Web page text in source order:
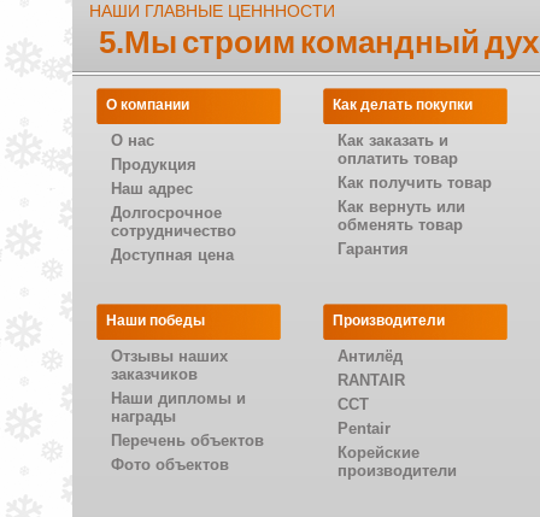
НАШИ ГЛАВНЫЕ ЦЕНННОСТИ
5.Мы строим командный
О компании
О нас
Продукция
Наш адрес
Долгосрочное
сотрудничество
Доступная цена
Как делать покупки
Как заказать и
оплатить товар
Как получить товар
Как вернуть или
обменять товар
Гарантия
Наши победы
Отзывы наших
заказчиков
Наши дипломы и
награды
Перечень объектов
Фото объектов
Производители
Антилёд
RANTAIR
CCT
Pentair
Корейские
производители